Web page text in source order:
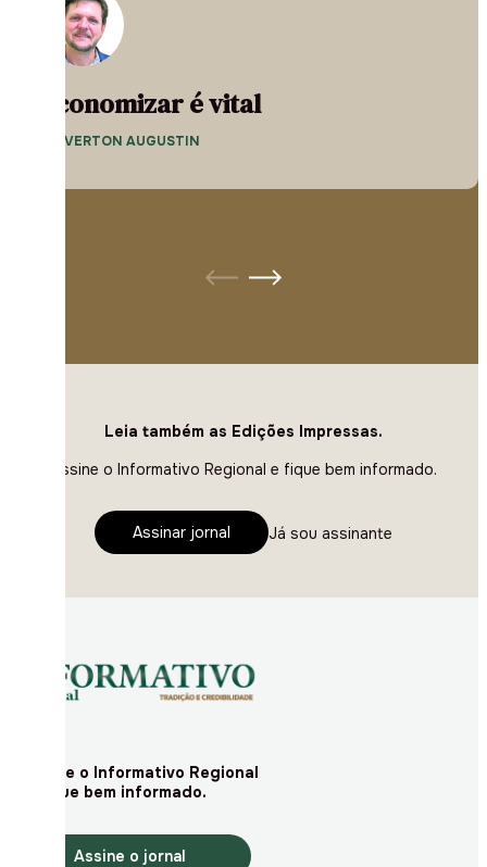
Economizar é vital
— EVERTON AUGUSTIN
Leia também as Edições Impressas.
Assine o Informativo Regional e fique bem informado.
Assinar jornal Já sou assinante
Assine o Informativo Regional
e fique bem informado.
Assine o jornal